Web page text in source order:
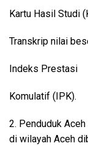
Kartu Hasil Studi
Transkrip nilai
Indeks Prestasi
Komulatif (IPK).
2. Penduduk
di wilayah Aceh